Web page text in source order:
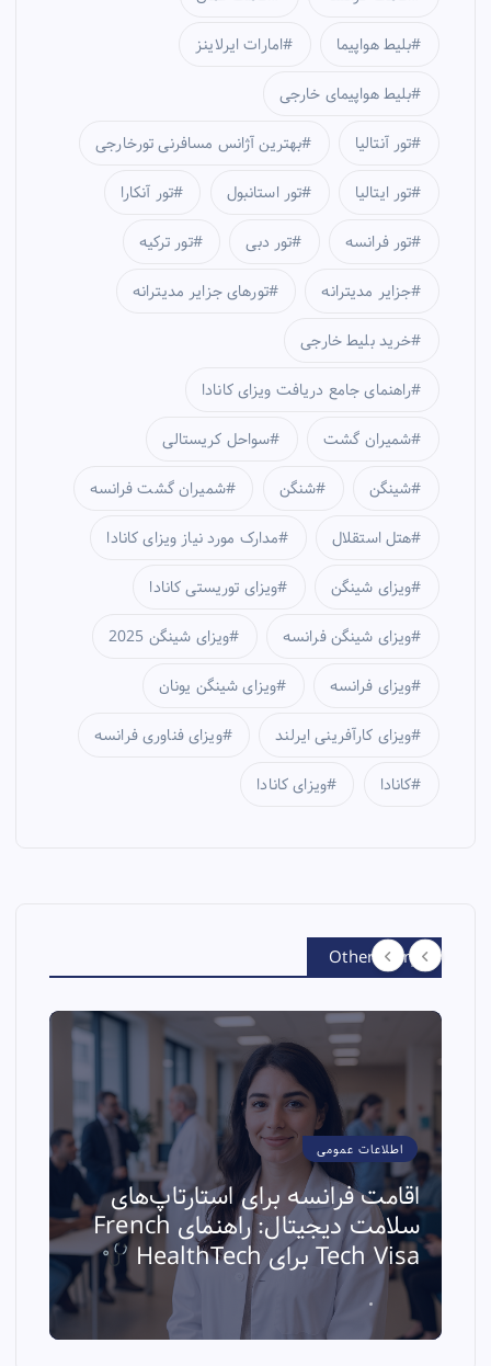
امارات ایرلاینز بلیط هواپیما
بلیط هواپیمای خارجی
بهترین آژانس مسافرنی تورخارجی تور آنتالیا
تور آنکارا تور استانبول تور ایتالیا
تور ترکیه تور دبی تور فرانسه
تورهای جزایر مدیترانه جزایر مدیترانه
خرید بلیط خارجی
راهنمای جامع دریافت ویزای کانادا
سواحل کریستالی شمیران گشت
شمیران گشت فرانسه شنگن شینگن
مدارک مورد نیاز ویزای کانادا هتل استقلال
ویزای توریستی کانادا ویزای شینگن
ویزای شینگن 2025 ویزای شینگن فرانسه
ویزای شینگن یونان ویزای فرانسه
ویزای فناوری فرانسه ویزای کارآفرینی ایرلند
ویزای کانادا کانادا
Other Story
اطلاعات عمومی
اقامت فرانسه برای استارتاپ‌های
سلامت دیجیتال: راهنمای French
Tech Visa برای HealthTech